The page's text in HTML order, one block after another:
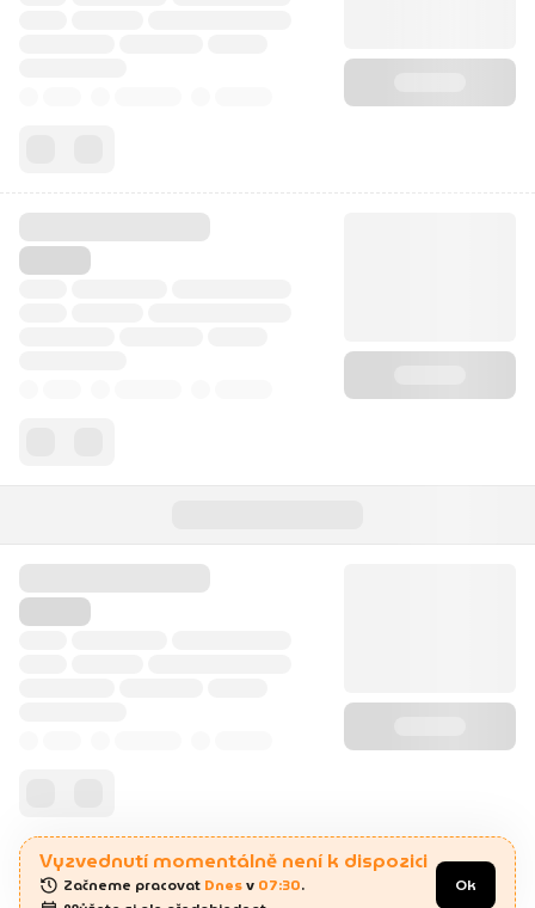
Vyzvednutí momentálně není k dispozici
Začneme pracovat Dnes v 07:30.
Ok